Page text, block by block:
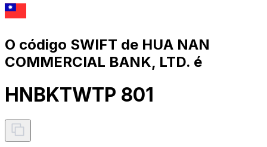
O código SWIFT de HUA NAN
COMMERCIAL BANK, LTD. é
HNBKTWTP 801